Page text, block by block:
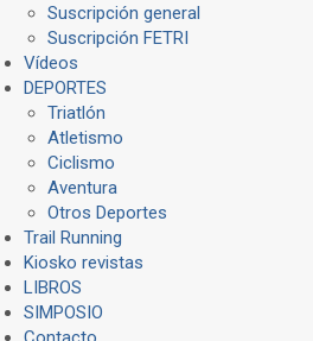
Suscripción general
Suscripción FETRI
Vídeos
DEPORTES
Triatlón
Atletismo
Ciclismo
Aventura
Otros Deportes
Trail Running
Kiosko revistas
LIBROS
SIMPOSIO